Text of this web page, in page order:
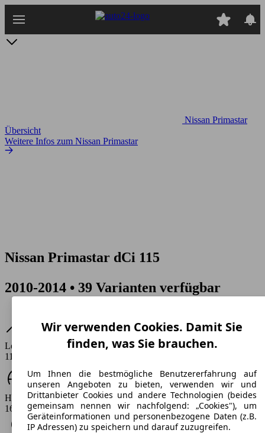
Hauptinhalt
Nissan Primastar
Übersicht
Weitere Infos zum Nissan Primastar
Nissan Primastar dCi 115
2010-2014 • 39 Varianten verfügbar
Leistung
114 PS
Höchstgeschwindigkeit (km/h)
160 km/h
Wir verwenden Cookies. Damit Sie
finden, was Sie brauchen.
Um Ihnen die bestmögliche Benutzererfahrung auf
unseren Angeboten zu bieten, verwenden wir und
Drittanbieter Cookies und andere Technologien (beides
gemeinsam nennen wir nachfolgend: „Cookies"), um
Geräteinformationen und personenbezogene Daten (z.B.
IP Adressen) zu speichern und darauf zuzugreifen.